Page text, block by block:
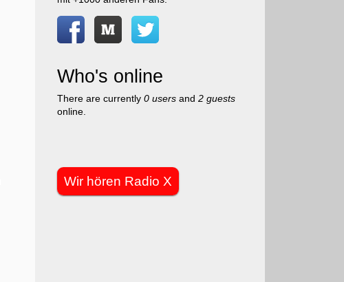
Who's online
There are currently 0 usersand 2 guests
online.
Wir hören Radio X